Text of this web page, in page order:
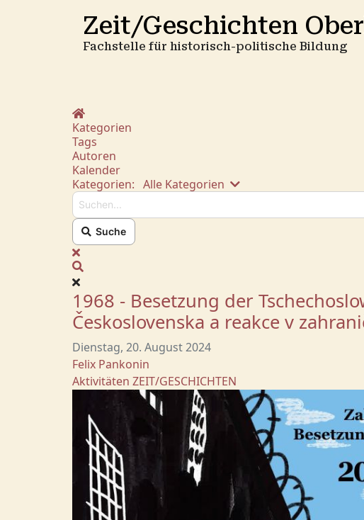
Zeit/Geschichten
Fachstelle für historisch-politische Bildung
Home
Kategorien
Tags
Autoren
Kalender
Kategorien: Alle Kategorien Suchen...
Suche
x
1968 - Besetzung der
Československa a reakce v
Dienstag, 20. August 2024
Felix Pankonin
Aktivitäten ZEIT/GESCHICHTEN